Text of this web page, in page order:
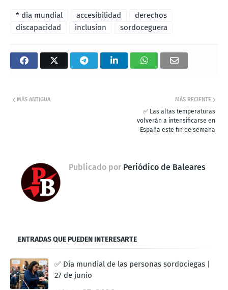
* dia mundial accesibilidad
derechos
discapacidad
inclusion sordoceguera
MÁS RECIENTE
✅ Las altas temperaturas
volverán a intensificarse en
España este fin de semana
MÁS ANTIGUA
Publicado por Periódico de Baleares
ENTRADAS QUE PUEDEN INTERESARTE
✅ Día mundial de las personas sordociegas |
27 de junio